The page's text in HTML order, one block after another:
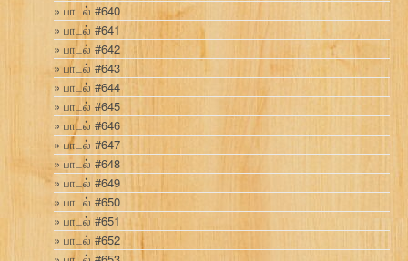
பாடல் #640
பாடல் #641
பாடல் #642
பாடல் #643
பாடல் #644
பாடல் #645
பாடல் #646
பாடல் #647
பாடல் #648
பாடல் #649
பாடல் #650
பாடல் #651
பாடல் #652